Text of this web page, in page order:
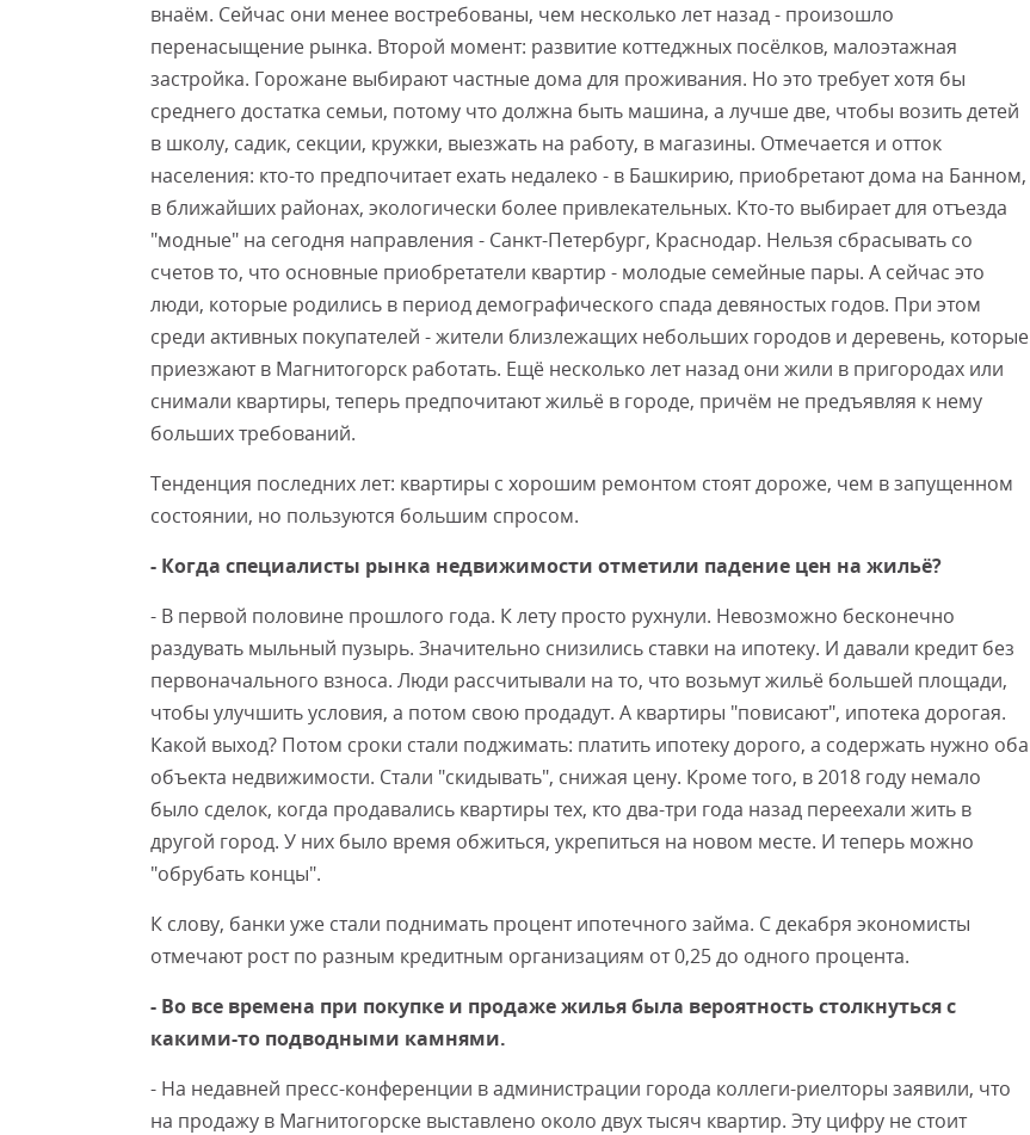
внаём. Сейчас они менее востребованы, чем несколько лет назад - произошло
перенасыщение рынка. Второй момент: развитие коттеджных посёлков, малоэтажная
застройка. Горожане выбирают частные дома для проживания. Но это требует хотя бы
среднего достатка семьи, потому что должна быть машина, а лучше две, чтобы возить детей
в школу, садик, секции, кружки, выезжать на работу, в магазины. Отмечается и отток
населения: кто-то предпочитает ехать недалеко - в Башкирию, приобретают дома на Банном,
в ближайших районах, экологически более привлекательных. Кто-то выбирает для отъезда
"модные" на сегодня направления - Санкт-Петербург, Краснодар. Нельзя сбрасывать со
счетов то, что основные приобретатели квартир - молодые семейные пары. А сейчас это
люди, которые родились в период демографического спада девяностых годов. При этом
среди активных покупателей - жители близлежащих небольших городов и деревень, которые
приезжают в Магнитогорск работать. Ещё несколько лет назад они жили в пригородах или
снимали квартиры, теперь предпочитают жильё в городе, причём не предъявляя к нему
больших требований.
Тенденция последних лет: квартиры с хорошим ремонтом стоят дороже, чем в запущенном
состоянии, но пользуются большим спросом.
- Когда специалисты рынка недвижимости отметили падение цен на жильё?
- В первой половине прошлого года. К лету просто рухнули. Невозможно бесконечно
раздувать мыльный пузырь. Значительно снизились ставки на ипотеку. И давали кредит без
первоначального взноса. Люди рассчитывали на то, что возьмут жильё большей площади,
чтобы улучшить условия, а потом свою продадут. А квартиры "повисают", ипотека дорогая.
Какой выход? Потом сроки стали поджимать: платить ипотеку дорого, а содержать нужно оба
объекта недвижимости. Стали "скидывать", снижая цену. Кроме того, в 2018 году немало
было сделок, когда продавались квартиры тех, кто два-три года назад переехали жить в
другой город. У них было время обжиться, укрепиться на новом месте. И теперь можно
"обрубать концы".
К слову, банки уже стали поднимать процент ипотечного займа. С декабря экономисты
отмечают рост по разным кредитным организациям от 0,25 до одного процента.
- Во все времена при покупке и продаже жилья была вероятность столкнуться с
какими-то подводными камнями.
- На недавней пресс-конференции в администрации города коллеги-риелторы заявили, что
на продажу в Магнитогорске выставлено около двух тысяч квартир. Эту цифру не стоит